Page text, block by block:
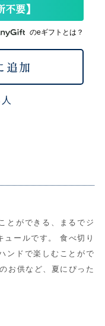
のeギフトとは？
追加
とができる、まるでジ
ュールです。 食べ切り
ンドで楽しむことがで
お供など、夏にぴった